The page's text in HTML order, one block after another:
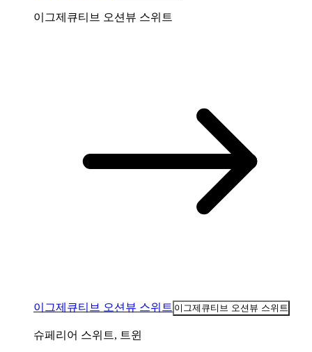
이그제큐티브 오션뷰 스위트
이그제큐티브 오션뷰 스위트 이그제큐티브 오션뷰 스위트
슈페리어 스위트, 트윈